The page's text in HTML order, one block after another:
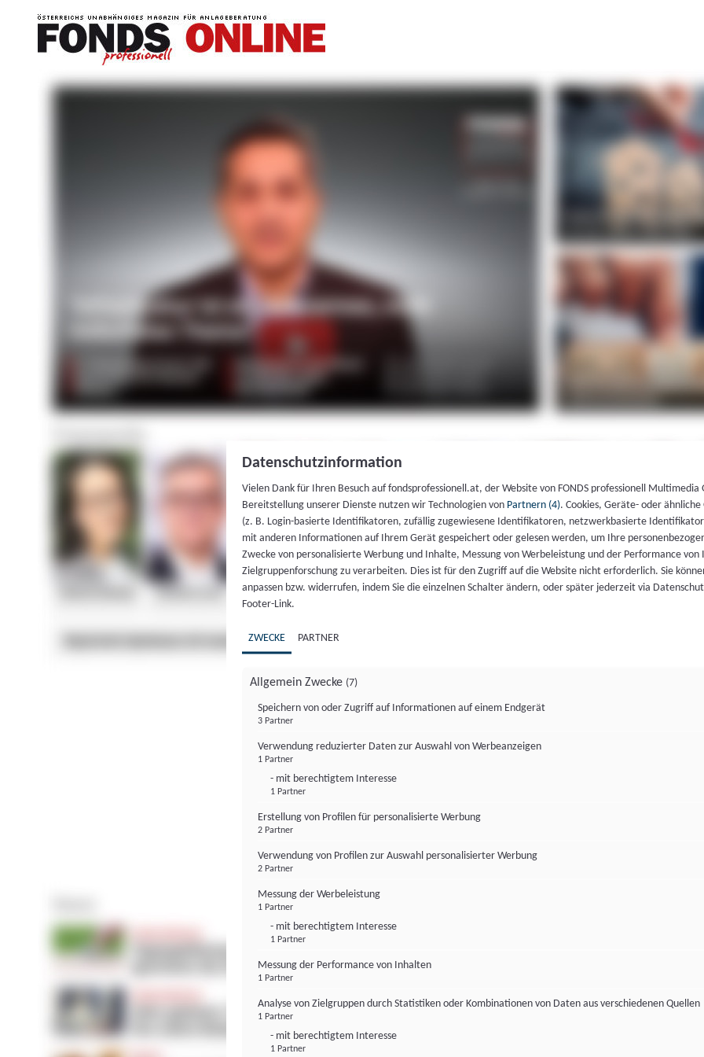
Datenschutzinformation
Vielen Dank für Ihren Besuch auf fondsprofessionell.at, der Website von FONDS professionell
Bereitstellung unserer Dienste nutzen wir Technologien von Partnern (4). Cookies, Geräte- oder
(z. B. Login-basierte Identifikatoren, zufällig zugewiesene Identifikatoren, netzwerkbasierte
mit anderen Informationen auf Ihrem Gerät gespeichert oder gelesen werden, um Ihre
Zwecke von personalisierte Werbung und Inhalte, Messung von Werbeleistung und der Performance von
Zielgruppenforschung zu verarbeiten. Dies ist für den Zugriff auf die Website nicht erforderlich. Sie
anpassen bzw. widerrufen, indem Sie die einzelnen Schalter ändern, oder später jederzeit via
Footer-Link.
ZWECKE PARTNER
Allgemein Zwecke (7)
Speichern von oder Zugriff auf Informationen auf einem Endgerät
3 Partner
Verwendung reduzierter Daten zur Auswahl von Werbeanzeigen
1 Partner
- mit berechtigtem Interesse
1 Partner
Erstellung von Profilen für personalisierte Werbung
2 Partner
Verwendung von Profilen zur Auswahl personalisierter Werbung
2 Partner
Messung der Werbeleistung
1 Partner
- mit berechtigtem Interesse
1 Partner
Messung der Performance von Inhalten
1 Partner
Analyse von Zielgruppen durch Statistiken oder Kombinationen von Daten aus verschiedenen Quellen
1 Partner
- mit berechtigtem Interesse
1 Partner